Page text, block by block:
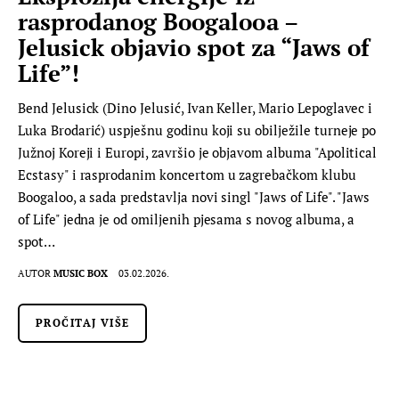
rasprodanog Boogalooa –
Jelusick objavio spot za “Jaws of
Life”!
Bend Jelusick (Dino Jelusić, Ivan Keller, Mario Lepoglavec i
Luka Brodarić) uspješnu godinu koji su obilježile turneje po
Južnoj Koreji i Europi, završio je objavom albuma "Apolitical
Ecstasy" i rasprodanim koncertom u zagrebačkom klubu
Boogaloo, a sada predstavlja novi singl "Jaws of Life". "Jaws
of Life" jedna je od omiljenih pjesama s novog albuma, a
spot…
AUTOR MUSIC BOX 03.02.2026.
PROČITAJ VIŠE